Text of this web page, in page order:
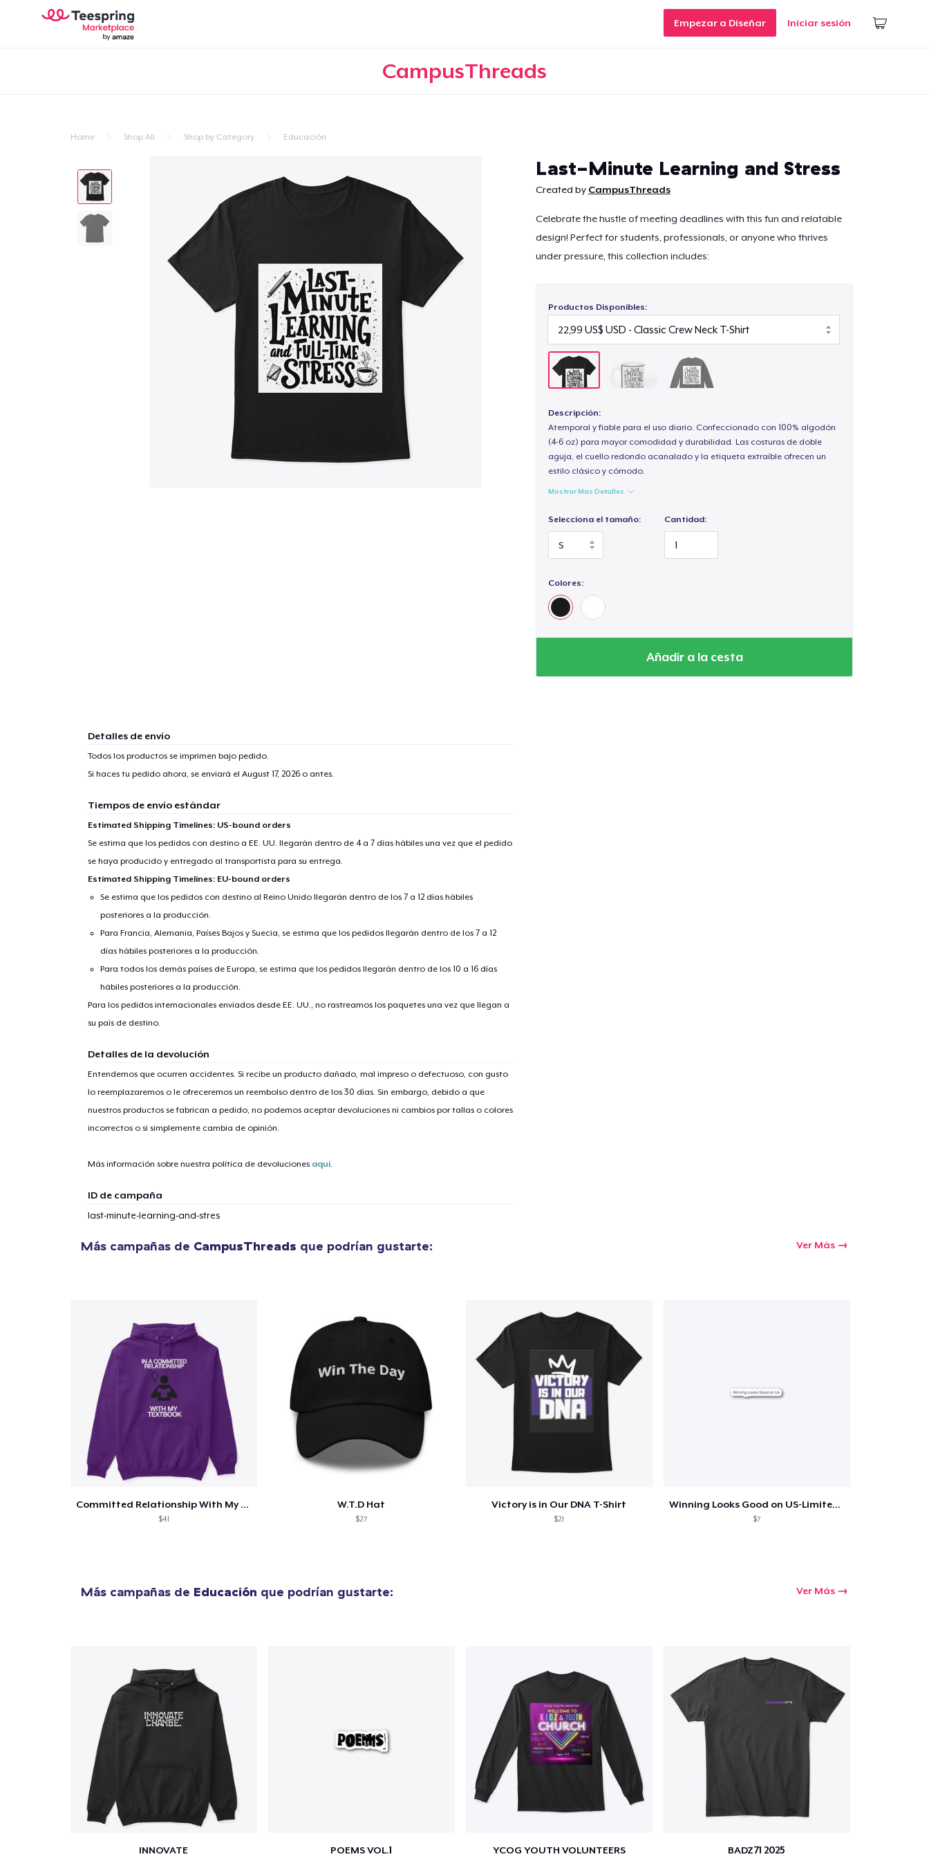
Empezar a Diseñar Iniciar sesión
CampusThreads
Home Shop All Shop by Category Educación
Last-Minute Learning and Stress
Created by CampusThreads
Celebrate the hustle of meeting deadlines with this fun and relatable
design! Perfect for students, professionals, or anyone who thrives
under pressure, this collection includes:
Productos Disponibles:
Descripción:
Atemporal y fiable para el uso diario. Confeccionado con 100% algodón
(4-6 oz) para mayor comodidad y durabilidad. Las costuras de doble
aguja, el cuello redondo acanalado y la etiqueta extraíble ofrecen un
estilo clásico y cómodo.
Mostrar Más Detalles
Selecciona el tamaño: Cantidad:
Colores:
Añadir a la cesta
Detalles de envío
Todos los productos se imprimen bajo pedido.
Si haces tu pedido ahora, se enviará el August 17, 2026o antes.
Tiempos de envío estándar
Estimated Shipping Timelines: US-bound orders
Se estima que los pedidos con destino a EE. UU. llegarán dentro de 4 a 7 días hábiles una vez que el pedido
se haya producido y entregado al transportista para su entrega.
Estimated Shipping Timelines: EU-bound orders
Se estima que los pedidos con destino al Reino Unido llegarán dentro de los 7 a 12 días hábiles
posteriores a la producción.
Para Francia, Alemania, Países Bajos y Suecia, se estima que los pedidos llegarán dentro de los 7 a 12
días hábiles posteriores a la producción.
Para todos los demás países de Europa, se estima que los pedidos llegarán dentro de los 10 a 16 días
hábiles posteriores a la producción.
Para los pedidos internacionales enviados desde EE. UU., no rastreamos los paquetes una vez que llegan a
su país de destino.
Detalles de la devolución
Entendemos que ocurren accidentes. Si recibe un producto dañado, mal impreso o defectuoso, con gusto
lo reemplazaremos o le ofreceremos un reembolso dentro de los 30 días. Sin embargo, debido a que
nuestros productos se fabrican a pedido, no podemos aceptar devoluciones ni cambios por tallas o colores
incorrectos o si simplemente cambia de opinión.
Más información sobre nuestra política de devoluciones aquí.
ID de campaña
last-minute-learning-and-stres
Más campañas de CampusThreads que podrían gustarte: Ver Más
Committed Relationship With My Textbook
$41
W.T.D Hat
$27
Victory is in Our DNA T-Shirt
$21
Winning Looks Good on US-Limited Edition
$7
Más campañas de Educación que podrían gustarte: Ver Más
INNOVATE POEMS VOL.1 YCOG YOUTH VOLUNTEERS BADZ71 2025
15,99 US$